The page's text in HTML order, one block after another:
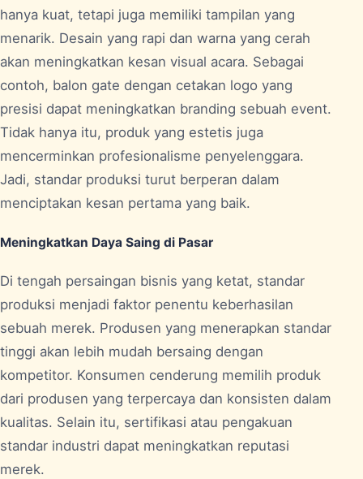
hanya kuat, tetapi juga memiliki tampilan yang
menarik. Desain yang rapi dan warna yang cerah
akan meningkatkan kesan visual acara. Sebagai
contoh, balon gate dengan cetakan logo yang
presisi dapat meningkatkan branding sebuah event.
Tidak hanya itu, produk yang estetis juga
mencerminkan profesionalisme penyelenggara.
Jadi, standar produksi turut berperan dalam
menciptakan kesan pertama yang baik.
Meningkatkan Daya Saing di Pasar
Di tengah persaingan bisnis yang ketat, standar
produksi menjadi faktor penentu keberhasilan
sebuah merek. Produsen yang menerapkan standar
tinggi akan lebih mudah bersaing dengan
kompetitor. Konsumen cenderung memilih produk
dari produsen yang terpercaya dan konsisten dalam
kualitas. Selain itu, sertifikasi atau pengakuan
standar industri dapat meningkatkan reputasi
merek.